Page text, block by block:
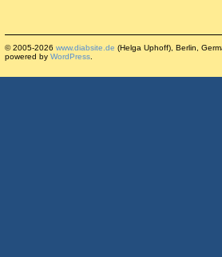
© 2005-2026 www.diabsite.de (Helga Uphoff), Berlin,
powered by WordPress.